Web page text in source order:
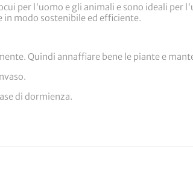
per l'uomo e gli animali e sono ideali per
modo sostenibile ed efficiente.
Quindi annaffiare bene le piante e
di dormienza.